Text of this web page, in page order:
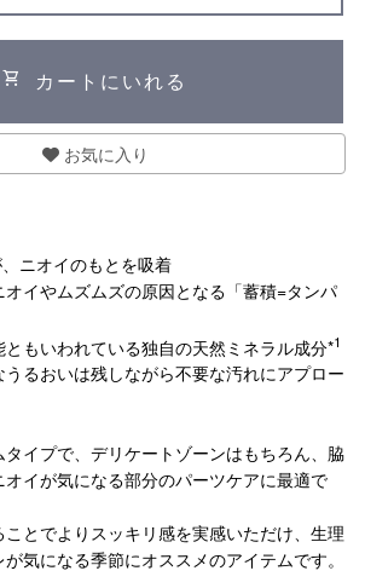
shopping_cart カートにいれる
お気に入り
ニオイのもとを吸着
イやムズムズの原因となる「蓄積=タンパ
もいわれている独自の天然ミネラル成分*1
るおいは残しながら不要な汚れにアプロー
イプで、デリケートゾーンはもちろん、脇
イが気になる部分のパーツケアに最適で
とでよりスッキリ感を実感いただけ、生理
気になる季節にオススメのアイテムです。